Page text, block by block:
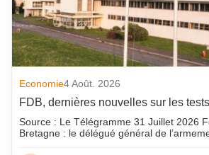
Economie4 Août. 2026
FDB, dernières nouvelles sur les
Source : Le Télégramme 31 Juillet 2026
Bretagne : le délégué général de